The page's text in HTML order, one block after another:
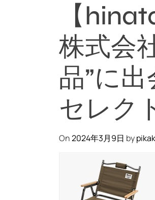
【
株式会
品”に
セレク
On2024年3月9日 by